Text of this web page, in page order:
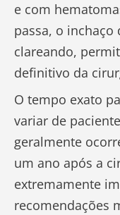
e com
passa, o inchaço
clareando,
definitivo da
O tempo exato
variar de
geralmente
um ano após a
extremamente
recomendações